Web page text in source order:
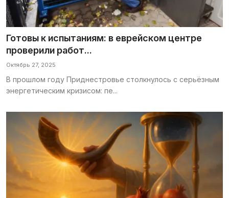
Готовы к испытаниям: в еврейском центре
проверили работ...
Октябрь 27, 2025
В прошлом году Приднестровье столкнулось с серьёзным
энергетическим кризисом: пе...